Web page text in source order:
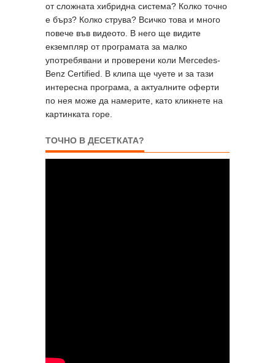
от сложната хибридна система? Колко точно
е бърз? Колко струва? Всичко това и много
повече във видеото. В него ще видите
екземпляр от програмата за малко
употребявани и проверени коли Mercedes-
Benz Certified. В клипа ще чуете и за тази
интересна програма, а актуалните оферти
по нея може да намерите, като кликнете на
картинката горе.
ТОЧНО В ДЕСЕТКАТА?